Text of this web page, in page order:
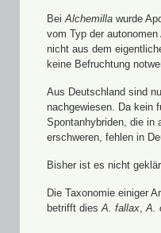
BeiAlchemilla wurde
vom Typ der
nicht aus dem
keine Befruchtung
Aus Deutschland sind
nachgewiesen. Da kein
Spontanhybriden, die in
erschweren, fehlen in
Bisher ist es nicht
Die Taxonomie einiger
betrifft diesA. fallax,A.